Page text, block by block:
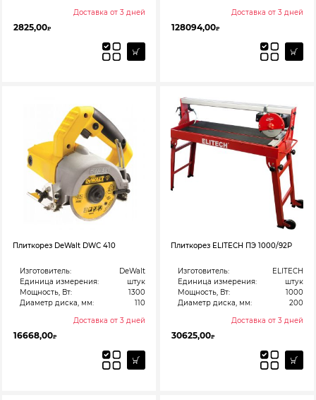
Доставка от 3 дней
2825,00₽
Доставка от 3 дней
128094,00₽
Плиткорез DeWalt DWC 410
Изготовитель:
DeWalt
Единица измерения:
штук
Мощность, Вт:
1300
Диаметр диска, мм:
110
Доставка от 3 дней
16668,00₽
Плиткорез ELITECH ПЭ 1000/92Р
Изготовитель:
ELITECH
Единица измерения:
штук
Мощность, Вт:
1000
Диаметр диска, мм:
200
Доставка от 3 дней
30625,00₽